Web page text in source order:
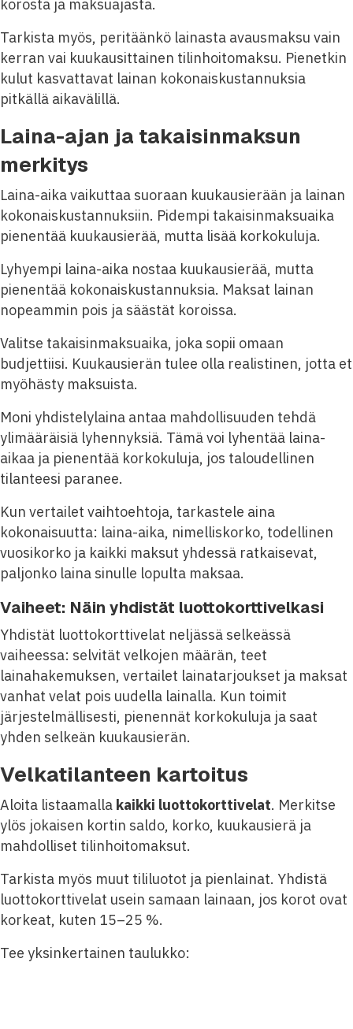
korosta ja maksuajasta.
Tarkista myös, peritäänkö lainasta avausmaksu vain
kerran vai kuukausittainen tilinhoitomaksu. Pienetkin
kulut kasvattavat lainan kokonaiskustannuksia
pitkällä aikavälillä.
Laina-ajan ja takaisinmaksun
merkitys
Laina-aika vaikuttaa suoraan kuukausierään ja lainan
kokonaiskustannuksiin. Pidempi takaisinmaksuaika
pienentää kuukausierää, mutta lisää korkokuluja.
Lyhyempi laina-aika nostaa kuukausierää, mutta
pienentää kokonaiskustannuksia. Maksat lainan
nopeammin pois ja säästät koroissa.
Valitse takaisinmaksuaika, joka sopii omaan
budjettiisi. Kuukausierän tulee olla realistinen, jotta et
myöhästy maksuista.
Moni yhdistelylaina antaa mahdollisuuden tehdä
ylimääräisiä lyhennyksiä. Tämä voi lyhentää laina-
aikaa ja pienentää korkokuluja, jos taloudellinen
tilanteesi paranee.
Kun vertailet vaihtoehtoja, tarkastele aina
kokonaisuutta: laina-aika, nimelliskorko, todellinen
vuosikorko ja kaikki maksut yhdessä ratkaisevat,
paljonko laina sinulle lopulta maksaa.
Vaiheet: Näin yhdistät luottokorttivelkasi
Yhdistät luottokorttivelat neljässä selkeässä
vaiheessa: selvität velkojen määrän, teet
lainahakemuksen, vertailet lainatarjoukset ja maksat
vanhat velat pois uudella lainalla. Kun toimit
järjestelmällisesti, pienennät korkokuluja ja saat
yhden selkeän kuukausierän.
Velkatilanteen kartoitus
Aloita listaamalla kaikki luottokorttivelat. Merkitse
ylös jokaisen kortin saldo, korko, kuukausierä ja
mahdolliset tilinhoitomaksut.
Tarkista myös muut tililuotot ja pienlainat. Yhdistä
luottokorttivelat usein samaan lainaan, jos korot ovat
korkeat, kuten 15–25 %.
Tee yksinkertainen taulukko: